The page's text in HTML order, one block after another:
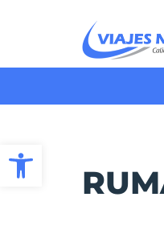
Abrir barra de herramientas